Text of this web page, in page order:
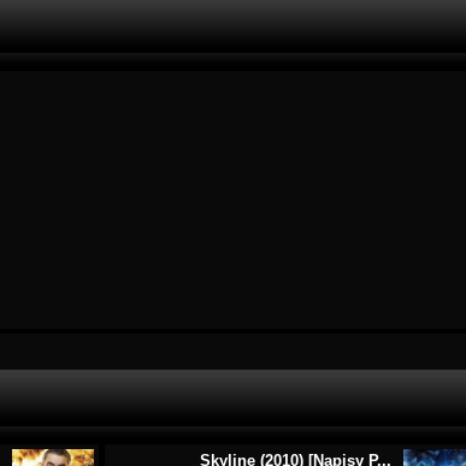
Skyline (2010) [Napisy P...